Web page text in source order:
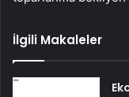
İlgili Makaleler